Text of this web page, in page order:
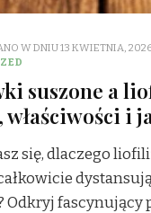
W DNIU13 KWIETNIA,
suszone a
właściwości i
się, dlaczego
Odkryj fascynujący